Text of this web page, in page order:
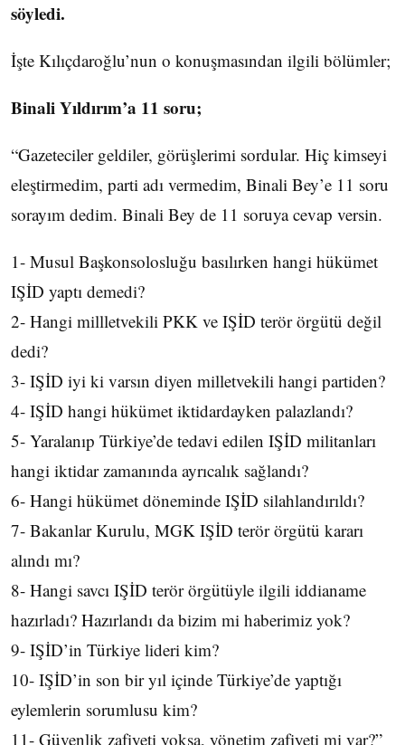
söyledi.
İşte Kılıçdaroğlu’nun o konuşmasından ilgili bölümler;
Binali Yıldırım’a 11 soru;
“Gazeteciler geldiler, görüşlerimi sordular. Hiç kimseyi
eleştirmedim, parti adı vermedim, Binali Bey’e 11 soru
sorayım dedim. Binali Bey de 11 soruya cevap versin.
1- Musul Başkonsolosluğu basılırken hangi hükümet
IŞİD yaptı demedi?
2- Hangi millletvekili PKK ve IŞİD terör örgütü değil
dedi?
3- IŞİD iyi ki varsın diyen milletvekili hangi partiden?
4- IŞİD hangi hükümet iktidardayken palazlandı?
5- Yaralanıp Türkiye’de tedavi edilen IŞİD militanları
hangi iktidar zamanında ayrıcalık sağlandı?
6- Hangi hükümet döneminde IŞİD silahlandırıldı?
7- Bakanlar Kurulu, MGK IŞİD terör örgütü kararı
alındı mı?
8- Hangi savcı IŞİD terör örgütüyle ilgili iddianame
hazırladı? Hazırlandı da bizim mi haberimiz yok?
9- IŞİD’in Türkiye lideri kim?
10- IŞİD’in son bir yıl içinde Türkiye’de yaptığı
eylemlerin sorumlusu kim?
11- Güvenlik zafiyeti yoksa, yönetim zafiyeti mi var?”